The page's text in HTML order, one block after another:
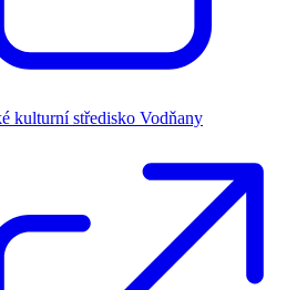
kulturní středisko Vodňany